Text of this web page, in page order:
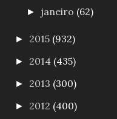
► janeiro (62)
► 2015 (932)
► 2014 (435)
► 2013 (300)
► 2012 (400)